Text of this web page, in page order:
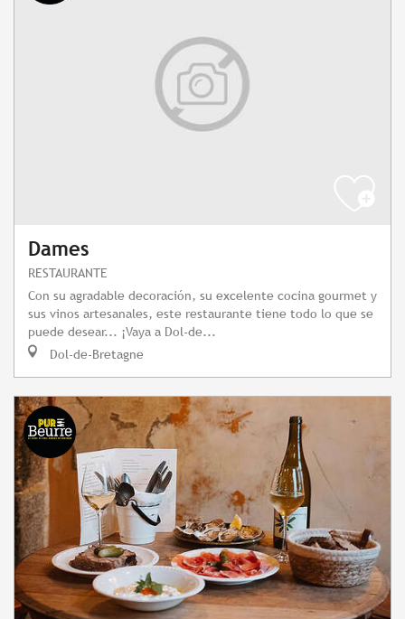
Dames
RESTAURANTE
Con su agradable decoración, su excelente cocina gourmet y
sus vinos artesanales, este restaurante tiene todo lo que se
puede desear... ¡Vaya a Dol-de...
Dol-de-Bretagne